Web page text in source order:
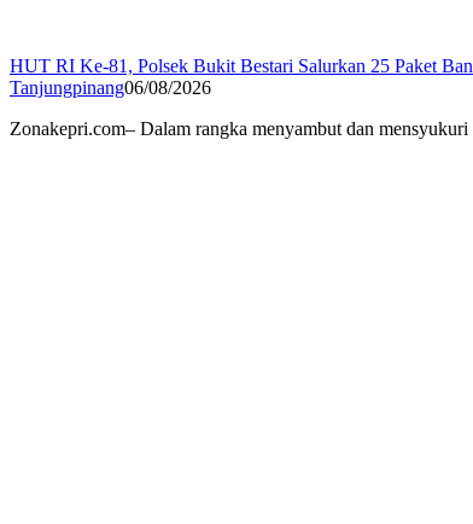
HUT RI Ke-81, Polsek Bukit Bestari Salurkan 25 Paket
Tanjungpinang06/08/2026
Zonakepri.com– Dalam rangka menyambut dan